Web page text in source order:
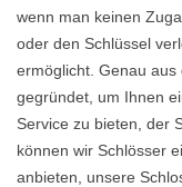
wenn man keinen
oder den Schlüssel
ermöglicht. Genau
gegründet, um Ihnen
Service zu bieten, der
können wir Schlösser
anbieten, unsere